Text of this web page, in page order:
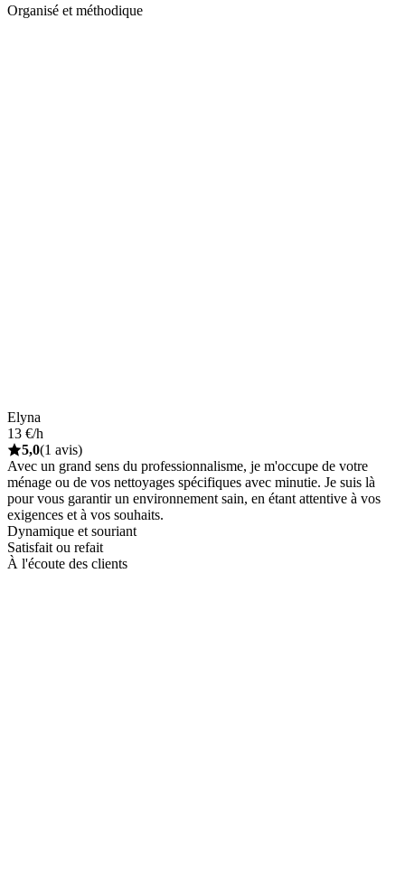
Organisé et méthodique
Elyna
13 €/h
5,0(1 avis)
Avec un grand sens du professionnalisme, je m'occupe de votre
ménage ou de vos nettoyages spécifiques avec minutie. Je suis là
pour vous garantir un environnement sain, en étant attentive à vos
exigences et à vos souhaits.
Dynamique et souriant
Satisfait ou refait
À l'écoute des clients